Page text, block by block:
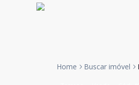
Home Buscar imóvel